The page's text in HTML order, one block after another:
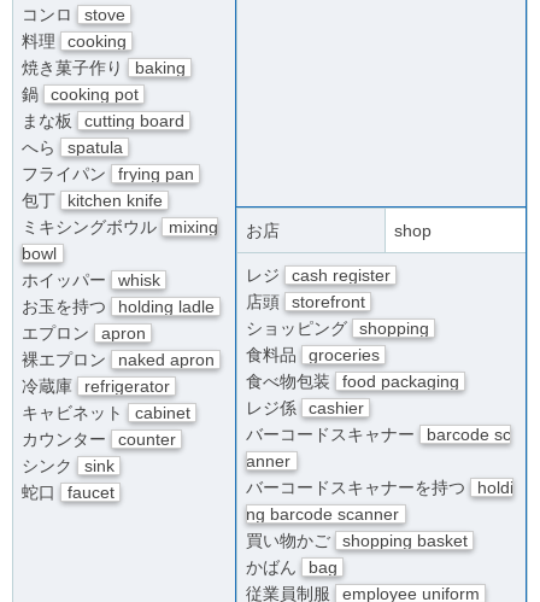
コンロ
stove
料理
cooking
焼き菓子作り
baking
鍋
cooking pot
まな板
cutting board
へら
spatula
フライパン
frying pan
包丁
kitchen knife
ミキシングボウル
mixing
bowl
ホイッパー
whisk
お玉を持つ
holding ladle
エプロン
apron
裸エプロン
naked apron
冷蔵庫
refrigerator
キャビネット
cabinet
カウンター
counter
シンク
sink
蛇口
faucet
お店 shop
レジ
cash register
店頭
storefront
ショッピング
shopping
食料品
groceries
食べ物包装
food packaging
レジ係
cashier
バーコードスキャナー
barcode sc
anner
バーコードスキャナーを持つ
holdi
ng barcode scanner
買い物かご
shopping basket
かばん
bag
従業員制服
employee uniform